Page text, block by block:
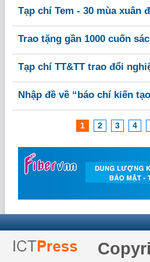
Tạp chí Tem - 30 mùa xuân
Trao tặng gần 1000 cuốn
Tạp chí TT&TT trao đổi
Nhập đề về “báo chí kiến
1 2 3 4